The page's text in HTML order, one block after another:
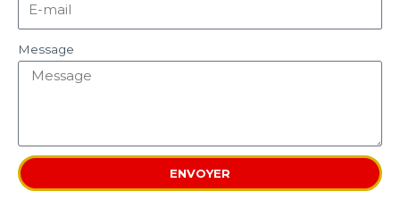
Message
ENVOYER